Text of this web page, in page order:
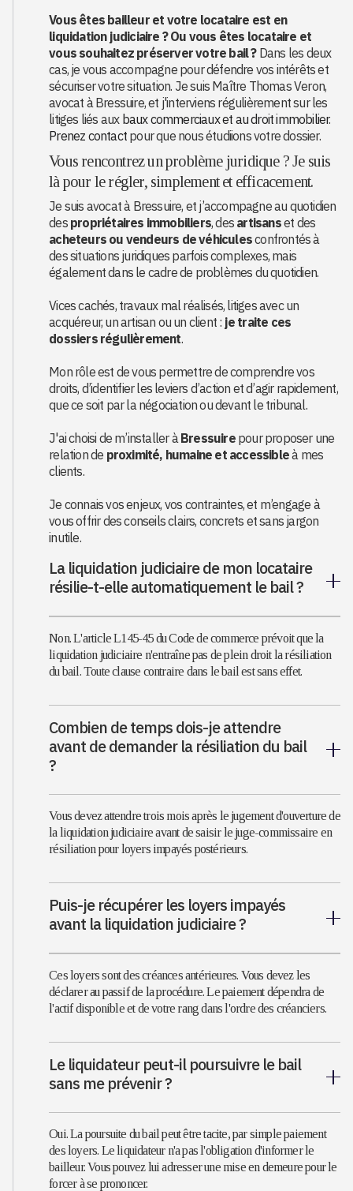
Vous êtes bailleur et votre locataire est en
liquidation judiciaire ? Ou vous êtes locataire et
vous souhaitez préserver votre bail ?Dans les deux
cas, je vous accompagne pour défendre vos intérêts et
sécuriser votre situation. Je suis Maître Thomas Veron,
avocat à Bressuire, et j'interviens régulièrement sur les
litiges liés aux baux commerciaux et au droit immobilier.
Prenez contact pour que nous étudiions votre dossier.
Vous rencontrez un problème juridique ? Je suis
là pour le régler, simplement et efficacement.
Je suis avocat à Bressuire, et j’accompagne au quotidien
des propriétaires immobiliers, des artisanset des
acheteurs ou vendeurs de véhiculesconfrontés à
des situations juridiques parfois complexes, mais
également dans le cadre de problèmes du quotidien.
Vices cachés, travaux mal réalisés, litiges avec un
acquéreur, un artisan ou un client : je traite ces
dossiers régulièrement.
Mon rôle est de vous permettre de comprendre vos
droits, d’identifier les leviers d’action et d’agir rapidement,
que ce soit par la négociation ou devant le tribunal.
J'ai choisi de m’installer àBressuirepour proposer une
relation de proximité, humaine et accessibleà mes
clients.
Je connais vos enjeux, vos contraintes, et m’engage à
vous offrir des conseils clairs, concrets et sans jargon
inutile.
La liquidation judiciaire de mon locataire
résilie-t-elle automatiquement le bail ?
Non. L'article L145-45 du Code de commerce prévoit que la
liquidation judiciaire n'entraîne pas de plein droit la résiliation
du bail. Toute clause contraire dans le bail est sans effet.
Combien de temps dois-je attendre
avant de demander la résiliation du bail
?
Vous devez attendre trois mois après le jugement d'ouverture de
la liquidation judiciaire avant de saisir le juge-commissaire en
résiliation pour loyers impayés postérieurs.
Puis-je récupérer les loyers impayés
avant la liquidation judiciaire ?
Ces loyers sont des créances antérieures. Vous devez les
déclarer au passif de la procédure. Le paiement dépendra de
l'actif disponible et de votre rang dans l'ordre des créanciers.
Le liquidateur peut-il poursuivre le bail
sans me prévenir ?
Oui. La poursuite du bail peut être tacite, par simple paiement
des loyers. Le liquidateur n'a pas l'obligation d'informer le
bailleur. Vous pouvez lui adresser une mise en demeure pour le
forcer à se prononcer.